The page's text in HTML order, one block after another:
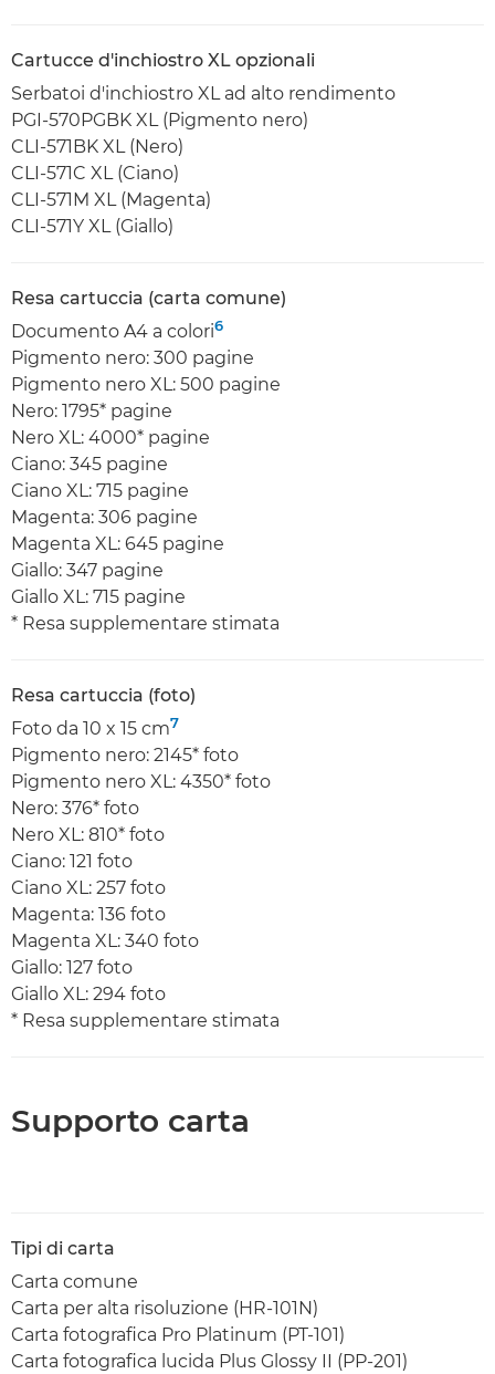
Cartucce d'inchiostro XL opzionali
Serbatoi d'inchiostro XL ad alto rendimento
PGI-570PGBK XL (Pigmento nero)
CLI-571BK XL (Nero)
CLI-571C XL (Ciano)
CLI-571M XL (Magenta)
CLI-571Y XL (Giallo)
Resa cartuccia (carta comune)
Documento A4 a colori6
Pigmento nero: 300 pagine
Pigmento nero XL: 500 pagine
Nero: 1795* pagine
Nero XL: 4000* pagine
Ciano: 345 pagine
Ciano XL: 715 pagine
Magenta: 306 pagine
Magenta XL: 645 pagine
Giallo: 347 pagine
Giallo XL: 715 pagine
* Resa supplementare stimata
Resa cartuccia (foto)
Foto da 10 x 15 cm7
Pigmento nero: 2145* foto
Pigmento nero XL: 4350* foto
Nero: 376* foto
Nero XL: 810* foto
Ciano: 121 foto
Ciano XL: 257 foto
Magenta: 136 foto
Magenta XL: 340 foto
Giallo: 127 foto
Giallo XL: 294 foto
* Resa supplementare stimata
Supporto carta
Tipi di carta
Carta comune
Carta per alta risoluzione (HR-101N)
Carta fotografica Pro Platinum (PT-101)
Carta fotografica lucida Plus Glossy II (PP-201)